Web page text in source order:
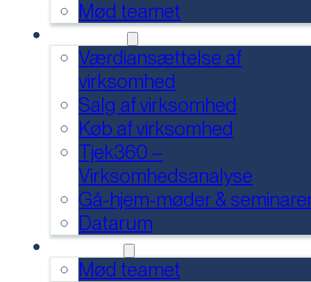
Mød teamet
Værdiansættelse af
virksomhed
Salg af virksomhed
Køb af virksomhed
Tjek360 –
Virksomhedsanalyse
Gå-hjem-møder &
Datarum
Mød teamet